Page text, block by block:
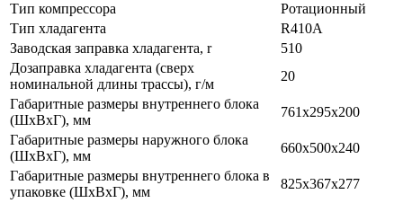
Тип компрессора
Ротационный
Тип хладагента
R410A
Заводская заправка хладагента, r
510
Дозаправка хладагента (сверх
номинальной длины трассы), г/м
20
Габаритные размеры внутреннего блока
(ШxВxГ), мм
761x295x200
Габаритные размеры наружного блока
(ШxВxГ), мм
660x500x240
Габаритные размеры внутреннего блока в
упаковке (ШxВxГ), мм
825x367x277